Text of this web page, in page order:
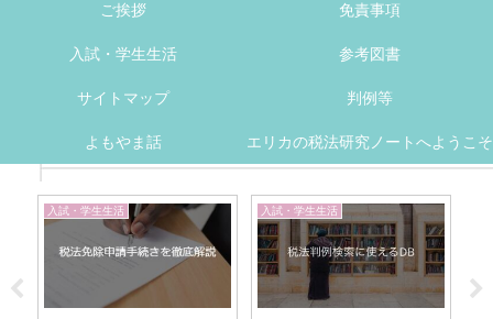
ご挨拶 免責事項
入試・学生生活 参考図書
サイトマップ 判例等
よもやま話 エリカの税法研究ノートへようこそ
入試・学生生活 入試・学生生活